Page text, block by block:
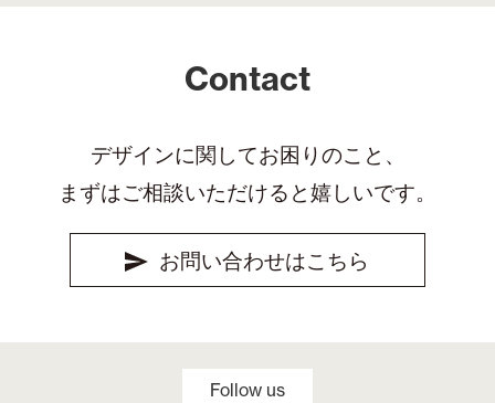
Contact
デザインに関してお困りのこと、
まずはご相談いただけると嬉しいです。
お問い合わせはこちら
Follow us